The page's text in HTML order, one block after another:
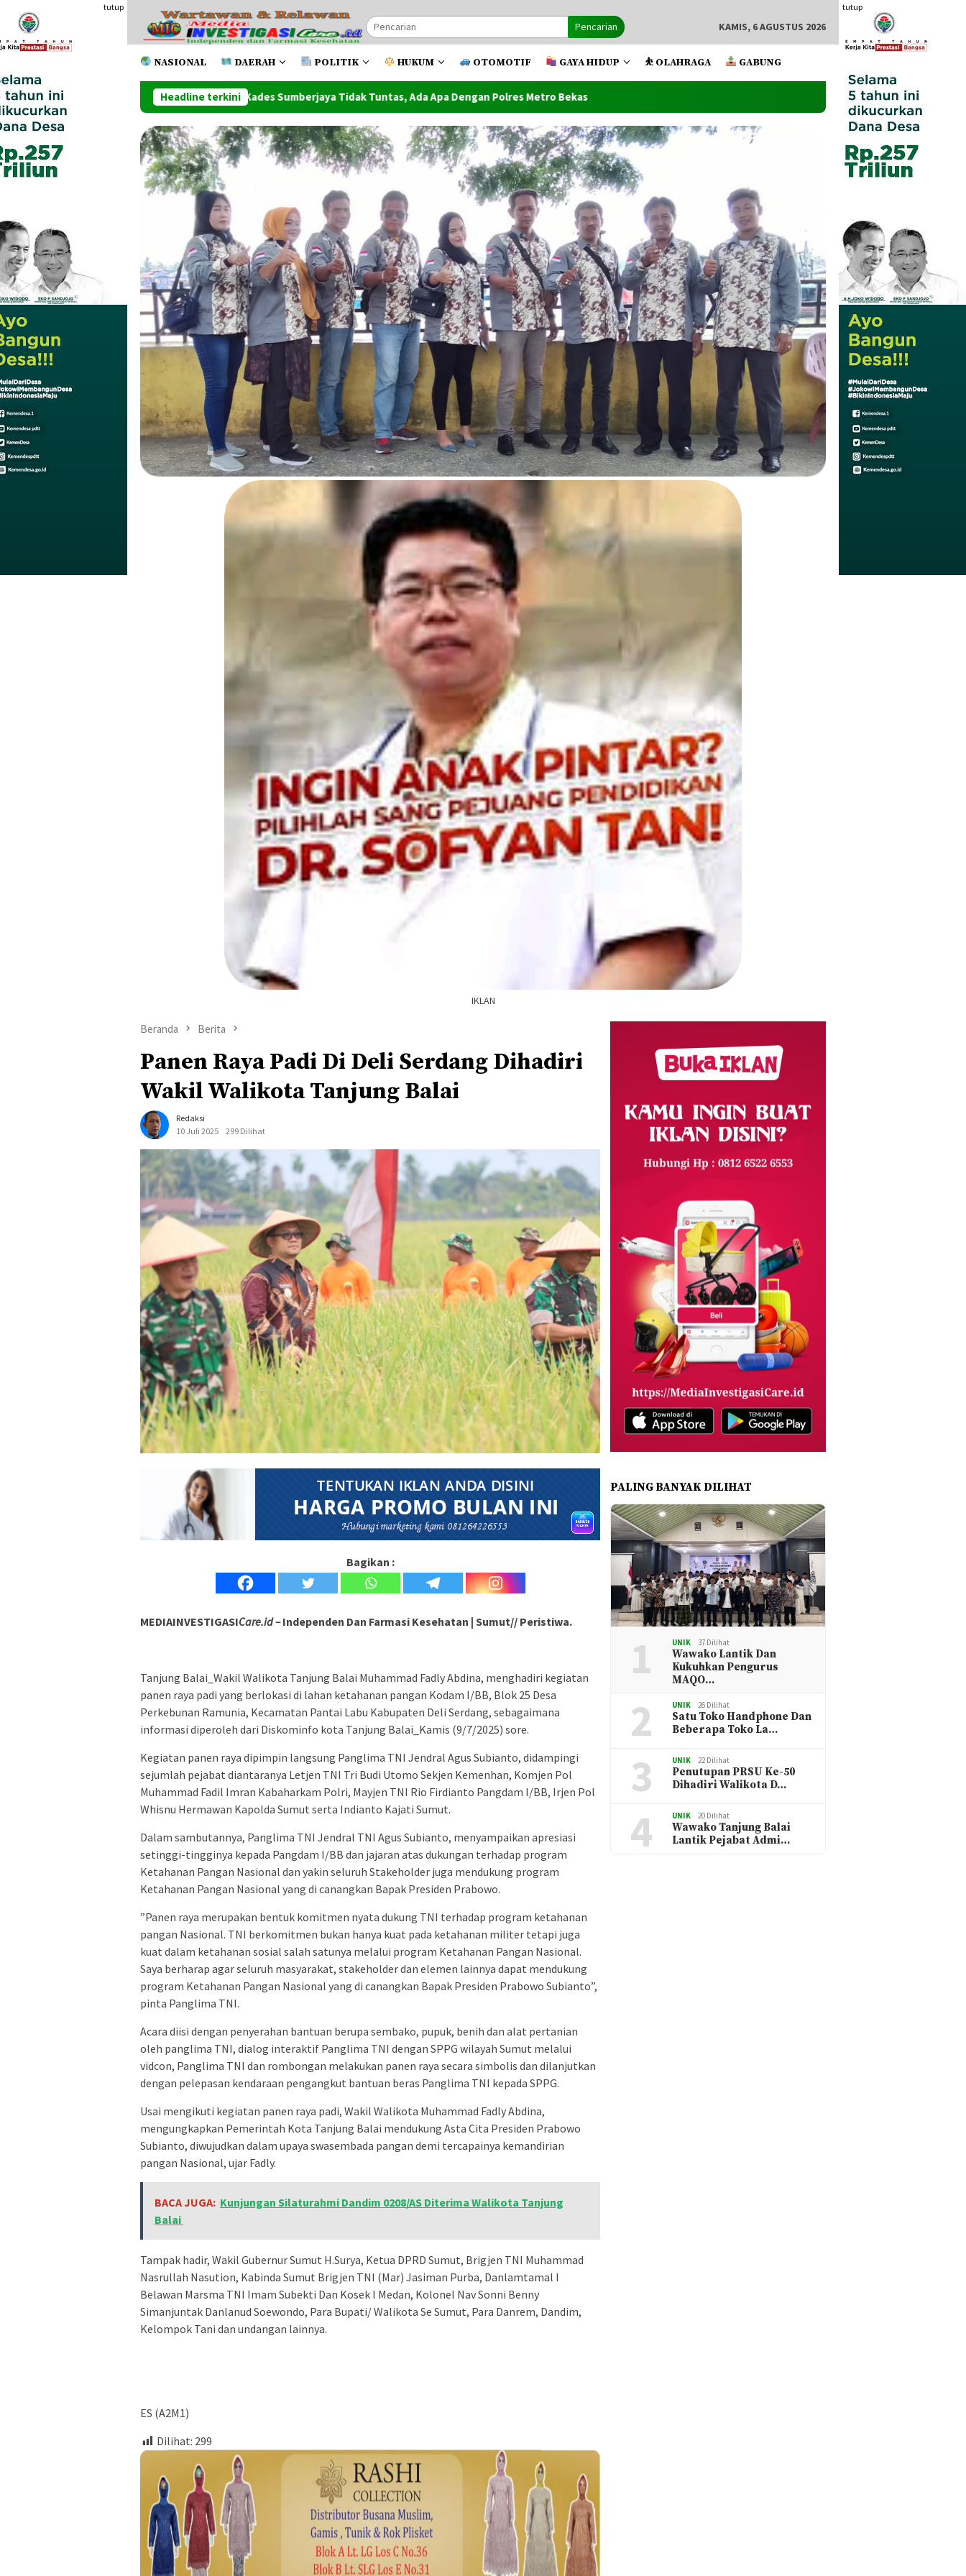
konten
tutup tutup
Pencarian KAMIS, 6 AGUSTUS 2026
NASIONAL DAERAH POLITIK HUKUM OTOMOTIF GAYA HIDUP ⛹️ OLAHRAGA GABUNG
Headline terkini
Kasus laporan PJ Kades Sumberjaya Tidak Tuntas, Ada Apa Dengan Polres Metro Bekas
IKLAN
Beranda Berita
Panen Raya Padi Di Deli Serdang Dihadiri
Wakil Walikota Tanjung Balai
Redaksi
10 Juli 2025
299 Dilihat
Bagikan :
MEDIAINVESTIGASICare.id –Independen Dan Farmasi Kesehatan | Sumut// Peristiwa.
Tanjung Balai_Wakil Walikota Tanjung Balai Muhammad Fadly Abdina, menghadiri kegiatan
panen raya padi yang berlokasi di lahan ketahanan pangan Kodam I/BB, Blok 25 Desa
Perkebunan Ramunia, Kecamatan Pantai Labu Kabupaten Deli Serdang, sebagaimana
informasi diperoleh dari Diskominfo kota Tanjung Balai_Kamis (9/7/2025) sore.
Kegiatan panen raya dipimpin langsung Panglima TNI Jendral Agus Subianto, didampingi
sejumlah pejabat diantaranya Letjen TNI Tri Budi Utomo Sekjen Kemenhan, Komjen Pol
Muhammad Fadil Imran Kabaharkam Polri, Mayjen TNI Rio Firdianto Pangdam I/BB, Irjen Pol
Whisnu Hermawan Kapolda Sumut serta Indianto Kajati Sumut.
Dalam sambutannya, Panglima TNI Jendral TNI Agus Subianto, menyampaikan apresiasi
setinggi-tingginya kepada Pangdam I/BB dan jajaran atas dukungan terhadap program
Ketahanan Pangan Nasional dan yakin seluruh Stakeholder juga mendukung program
Ketahanan Pangan Nasional yang di canangkan Bapak Presiden Prabowo.
”Panen raya merupakan bentuk komitmen nyata dukung TNI terhadap program ketahanan
pangan Nasional. TNI berkomitmen bukan hanya kuat pada ketahanan militer tetapi juga
kuat dalam ketahanan sosial salah satunya melalui program Ketahanan Pangan Nasional.
Saya berharap agar seluruh masyarakat, stakeholder dan elemen lainnya dapat mendukung
program Ketahanan Pangan Nasional yang di canangkan Bapak Presiden Prabowo Subianto”,
pinta Panglima TNI.
Acara diisi dengan penyerahan bantuan berupa sembako, pupuk, benih dan alat pertanian
oleh panglima TNI, dialog interaktif Panglima TNI dengan SPPG wilayah Sumut melalui
vidcon, Panglima TNI dan rombongan melakukan panen raya secara simbolis dan dilanjutkan
dengan pelepasan kendaraan pengangkut bantuan beras Panglima TNI kepada SPPG.
Usai mengikuti kegiatan panen raya padi, Wakil Walikota Muhammad Fadly Abdina,
mengungkapkan Pemerintah Kota Tanjung Balai mendukung Asta Cita Presiden Prabowo
Subianto, diwujudkan dalam upaya swasembada pangan demi tercapainya kemandirian
pangan Nasional, ujar Fadly.
BACA JUGA: Kunjungan Silaturahmi Dandim 0208/AS Diterima Walikota Tanjung
Balai
Tampak hadir, Wakil Gubernur Sumut H.Surya, Ketua DPRD Sumut, Brigjen TNI Muhammad
Nasrullah Nasution, Kabinda Sumut Brigjen TNI (Mar) Jasiman Purba, Danlamtamal I
Belawan Marsma TNI Imam Subekti Dan Kosek I Medan, Kolonel Nav Sonni Benny
Simanjuntak Danlanud Soewondo, Para Bupati/ Walikota Se Sumut, Para Danrem, Dandim,
Kelompok Tani dan undangan lainnya.
ES (A2M1)
Dilihat: 299
PALING BANYAK DILIHAT
1 UNIK 37 Dilihat
Wawako Lantik Dan
Kukuhkan Pengurus
MAQO…
2 UNIK 26 Dilihat
Satu Toko Handphone Dan
Beberapa Toko La…
3 UNIK 22 Dilihat
Penutupan PRSU Ke-50
Dihadiri Walikota D…
4 UNIK 20 Dilihat
Wawako Tanjung Balai
Lantik Pejabat Admi…